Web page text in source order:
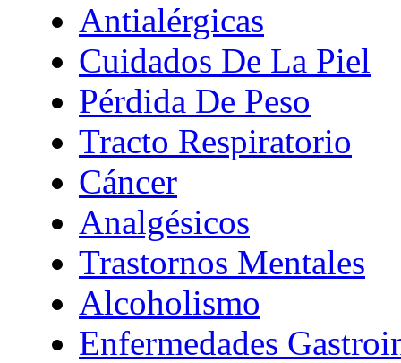
Antialérgicas
Cuidados De La Piel
Pérdida De Peso
Tracto Respiratorio
Cáncer
Analgésicos
Trastornos Mentales
Alcoholismo
Enfermedades